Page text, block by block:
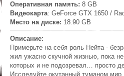
Оперативная память: 8 GB
Видеокарта: GeForce GTX 1650 /
Место на диске: 18.90 GB
Описание:
Примерьте на себя роль Нейта -
жил ужасно скучной жизнью, пока
которых и не подозревал… просто
Исследуйте окутанный туманом мир